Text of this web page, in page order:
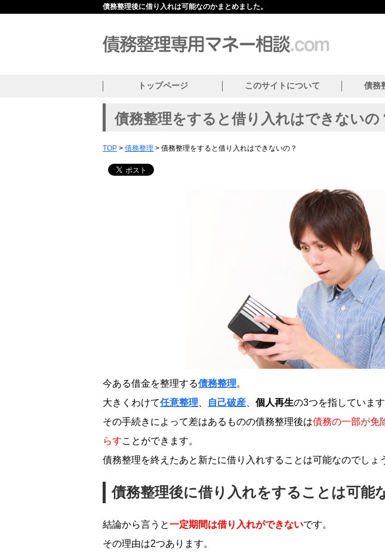
債務整理後に借り入れは可能なのかまとめました。
トップページ このサイトについて 債務
債務整理をすると借り入れはできないの
TOP > 債務整理 > 債務整理をすると借り入れはできないの？
今ある借金を整理する債務整理。
大きくわけて任意整理 自己破産 個人再生の3つを指しています
その手続きによって差はあるものの債務整理後は債務の一部が免
らすことができます。
債務整理を終えたあと新たに借り入れすることは可能なのでしょ
債務整理後に借り入れをすることは可能
結論から言うと一定期間は借り入れができないです。
その理由は2つあります。